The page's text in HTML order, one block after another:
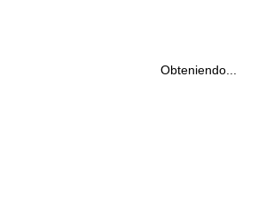
Obteniendo...